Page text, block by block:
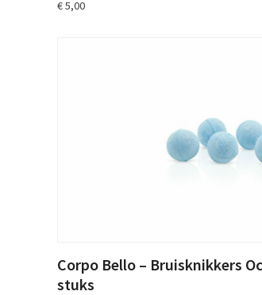
€5,00
Corpo Bello – Bruisknikkers
stuks